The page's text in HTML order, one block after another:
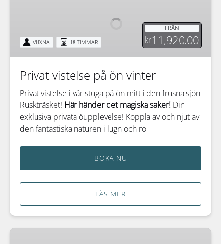
FRÅN
kr11,920.00
VUXNA 18 TIMMAR
Privat vistelse på ön vinter
Privat vistelse i vår stuga på ön mitt i den frusna sjön
Ruskträsket! Här händer det magiska saker! Din
exklusiva privata öupplevelse! Koppla av och njut av
den fantastiska naturen i lugn och ro.
BOKA NU
LÄS MER
Havskajakpaddling